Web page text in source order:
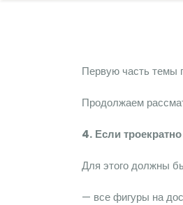
Первую часть темы
Продолжаем
4. Если
Для этого должны
— все фигуры на